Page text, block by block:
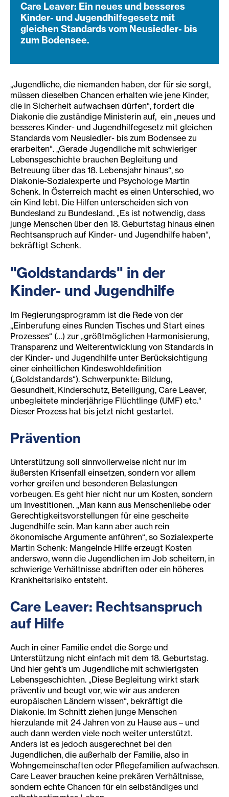
Care Leaver: Ein neues und besseres
Kinder- und Jugendhilfegesetz mit
gleichen Standards vom Neusiedler- bis
zum Bodensee.
„Jugendliche, die niemanden haben, der für sie sorgt,
müssen dieselben Chancen erhalten wie jene Kinder,
die in Sicherheit aufwachsen dürfen“, fordert die
Diakonie die zuständige Ministerin auf, ein „neues und
besseres Kinder- und Jugendhilfegesetz mit gleichen
Standards vom Neusiedler- bis zum Bodensee zu
erarbeiten“. „Gerade Jugendliche mit schwieriger
Lebensgeschichte brauchen Begleitung und
Betreuung über das 18. Lebensjahr hinaus“, so
Diakonie-Sozialexperte und Psychologe Martin
Schenk. In Österreich macht es einen Unterschied, wo
ein Kind lebt. Die Hilfen unterscheiden sich von
Bundesland zu Bundesland. „Es ist notwendig, dass
junge Menschen über den 18. Geburtstag hinaus einen
Rechtsanspruch auf Kinder- und Jugendhilfe haben“,
bekräftigt Schenk.
"Goldstandards" in der
Kinder- und Jugendhilfe
Im Regierungsprogramm ist die Rede von der
„Einberufung eines Runden Tisches und Start eines
Prozesses“ (…) zur „größtmöglichen Harmonisierung,
Transparenz und Weiterentwicklung von Standards in
der Kinder- und Jugendhilfe unter Berücksichtigung
einer einheitlichen Kindeswohldefinition
(„Goldstandards“). Schwerpunkte: Bildung,
Gesundheit, Kinderschutz, Beteiligung, Care Leaver,
unbegleitete minderjährige Flüchtlinge (UMF) etc.“
Dieser Prozess hat bis jetzt nicht gestartet.
Prävention
Unterstützung soll sinnvollerweise nicht nur im
äußersten Krisenfall einsetzen, sondern vor allem
vorher greifen und besonderen Belastungen
vorbeugen. Es geht hier nicht nur um Kosten, sondern
um Investitionen. „Man kann aus Menschenliebe oder
Gerechtigkeitsvorstellungen für eine gescheite
Jugendhilfe sein. Man kann aber auch rein
ökonomische Argumente anführen“, so Sozialexperte
Martin Schenk: Mangelnde Hilfe erzeugt Kosten
anderswo, wenn die Jugendlichen im Job scheitern, in
schwierige Verhältnisse abdriften oder ein höheres
Krankheitsrisiko entsteht.
Care Leaver: Rechtsanspruch
auf Hilfe
Auch in einer Familie endet die Sorge und
Unterstützung nicht einfach mit dem 18. Geburtstag.
Und hier geht’s um Jugendliche mit schwierigsten
Lebensgeschichten. „Diese Begleitung wirkt stark
präventiv und beugt vor, wie wir aus anderen
europäischen Ländern wissen“, bekräftigt die
Diakonie. Im Schnitt ziehen junge Menschen
hierzulande mit 24 Jahren von zu Hause aus – und
auch dann werden viele noch weiter unterstützt.
Anders ist es jedoch ausgerechnet bei den
Jugendlichen, die außerhalb der Familie, also in
Wohngemeinschaften oder Pflegefamilien aufwachsen.
Care Leaver brauchen keine prekären Verhältnisse,
sondern echte Chancen für ein selbständiges und